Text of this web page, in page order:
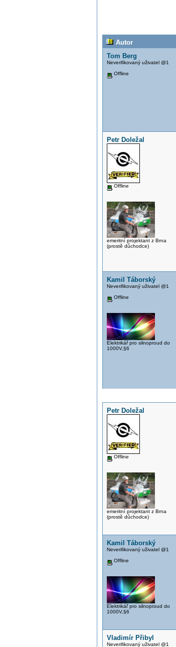
Autor
Tom Berg
Neverifikovaný uživatel @1
Offline
Petr Doležal
Offline
emeritní projektant z Brna
(prostě důchodce)
Kamil Táborský
Neverifikovaný uživatel @1
Offline
Elektrikář pro silnoproud do
1000V,§6
Petr Doležal
Offline
emeritní projektant z Brna
(prostě důchodce)
Kamil Táborský
Neverifikovaný uživatel @1
Offline
Elektrikář pro silnoproud do
1000V,§6
Vladimír Přibyl
Neverifikovaný uživatel @1